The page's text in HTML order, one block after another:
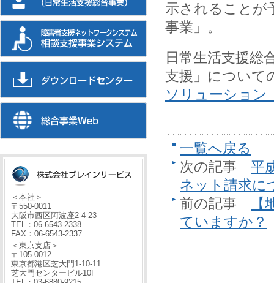
示されることが
事業」。
日常生活支援総
支援」について
ソリューション
一覧へ戻る
次の記事 平
ネット請求に
前の記事
ていますか？
＜本社＞
〒550-0011
大阪市西区阿波座2-4-23
TEL：06-6543-2338
FAX：06-6543-2337
＜東京支店＞
〒105-0012
東京都港区芝大門1-10-11
芝大門センタービル10F